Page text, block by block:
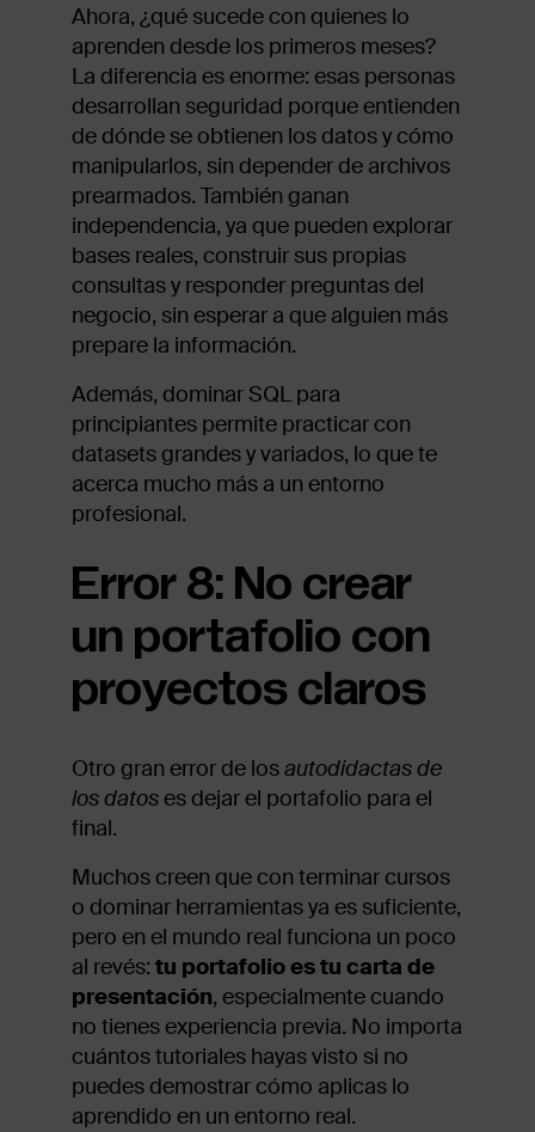
Ahora, ¿qué sucede con quienes lo
aprenden desde los primeros meses?
La diferencia es enorme: esas personas
desarrollan seguridad porque entienden
de dónde se obtienen los datos y cómo
manipularlos, sin depender de archivos
prearmados. También ganan
independencia, ya que pueden explorar
bases reales, construir sus propias
consultas y responder preguntas del
negocio, sin esperar a que alguien más
prepare la información.
Además, dominar SQL para
principiantes permite practicar con
datasets grandes y variados, lo que te
acerca mucho más a un entorno
profesional.
Error 8: No crear
un portafolio con
proyectos claros
Otro gran error de losautodidactas de
los datoses dejar el portafolio para el
final.
Muchos creen que con terminar cursos
o dominar herramientas ya es suficiente,
pero en el mundo real funciona un poco
al revés: tu portafolio es tu carta de
presentación, especialmente cuando
no tienes experiencia previa. No importa
cuántos tutoriales hayas visto si no
puedes demostrar cómo aplicas lo
aprendido en un entorno real.